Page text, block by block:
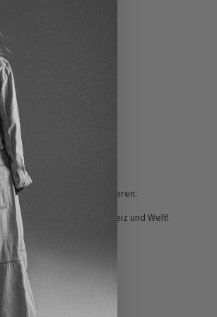
am nächsten Tag garantieren.
Betrifft vor allem Schweiz und Welt!
verkaufen.